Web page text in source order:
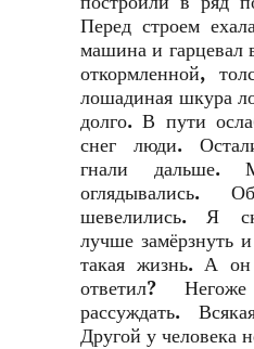
Перед строем
машина и гарцевал
откормленной,
лошадиная шкура
долго. В пути
снег люди.
гнали дальше.
оглядывались.
шевелились. Я
лучше замёрзнуть
такая жизнь. А
ответил?
рассуждать.
Другой у человека